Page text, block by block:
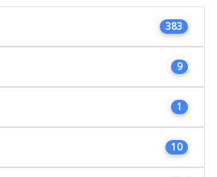
383
9
1
10